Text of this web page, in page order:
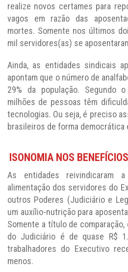
realize novos certames para
vagos em razão das
mortes. Somente nos últimos
mil servidores(as) se
Ainda, as entidades sindicais
apontam que o número de
29% da população. Segundo
milhões de pessoas têm
tecnologias. Ou seja, é preciso
brasileiros de forma democrática
ISONOMIA NOS BENEFÍCIOS
As entidades reivindicaram
alimentação dos servidores do
outros Poderes (Judiciário e
um auxílio-nutrição para
Somente a título de
do Judiciário é de quase R$
trabalhadores do Executivo
menos.